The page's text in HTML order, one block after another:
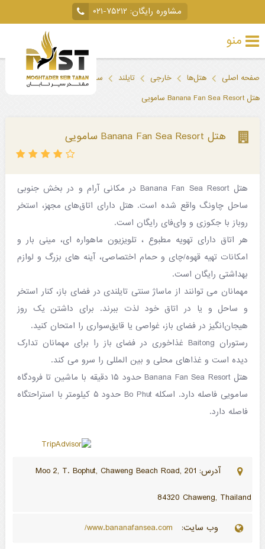
مشاوره رایگان: ۰۲۱-۷۵۲۱۲
منو
داخلی
آخری
جاذبه‌های
گردشگری
صفحه اصلی هتل‌ها خارجی تایلند
ساموئی
هتل Banana Fan Sea Resort سامویی
هتل Banana Fan Sea Resort سامویی
هتل Banana Fan Sea Resort در مکانی آرام و در بخش جنوبی
ساحل چاونگ واقع شده است. هتل دارای اتاق‌های مجهز، استخر
روباز با جکوزی و وای‌فای رایگان است.
هر اتاق دارای تهویه مطبوع ، تلویزیون ماهواره ای، مینی بار و
امکانات تهیه قهوه/چای و حمام اختصاصی، آینه های بزرگ و لوازم
بهداشتی رایگان است.
مهمانان می توانند از ماساژ سنتی تایلندی در فضای باز، کنار استخر
و ساحل و یا در اتاق خود لذت ببرند. برای داشتن یک روز
هیجان‌انگیز در فضای باز، غواصی یا قایق‌سواری را امتحان کنید.
رستوران Baitong غذاخوری در فضای باز را برای مهمانان تدارک
دیده است و غذاهای محلی و بین المللی را سرو می کند.
هتل Banana Fan Sea Resort حدود ۱۵ دقیقه با ماشین تا فرودگاه
سامویی فاصله دارد. اسکله Bo Phut حدود ۵ کیلومتر با استراحتگاه
فاصله دارد.
آدرس: 201 Moo 2, T. Bophut, Chaweng Beach Road,
84320 Chaweng, Thailand
وب سایت: